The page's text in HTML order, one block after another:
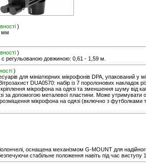
)
мм
)
регульованою довжиною: 0,61 - 1,59 м.
)
для мініатюрних мікрофонів DPA, упакований у
DUA0570: набір із 7 поролонових накладок
мікрофона на одязі та зменшення шуму від
за допомогою металевої пластини. Може утримувати
розміщення мікрофона на одязі (включно з
оснащена механізмом G-MOUNT для
стабільне положення навіть під час виступу